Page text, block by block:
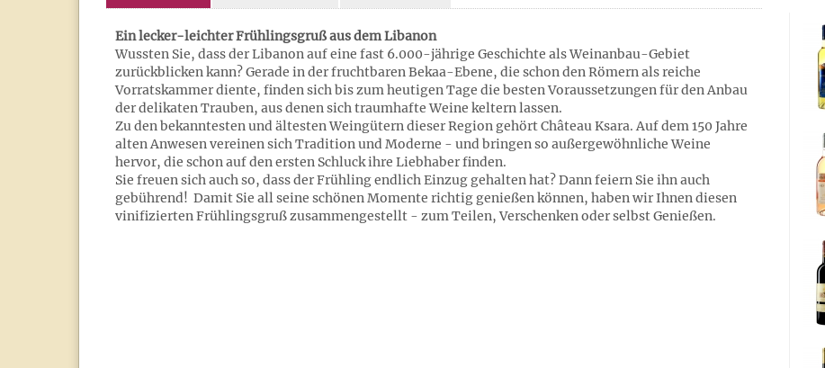
Ein lecker-leichter Frühlingsgruß aus dem Libanon
Wussten Sie, dass der Libanon auf eine fast 6.000-jährige Geschichte als Weinanbau-Gebiet
zurückblicken kann? Gerade in der fruchtbaren Bekaa-Ebene, die schon den Römern als reiche
Vorratskammer diente, finden sich bis zum heutigen Tage die besten Voraussetzungen für den Anbau
der delikaten Trauben, aus denen sich traumhafte Weine keltern lassen.
Zu den bekanntesten und ältesten Weingütern dieser Region gehört Château Ksara. Auf dem 150 Jahre
alten Anwesen vereinen sich Tradition und Moderne - und bringen so außergewöhnliche Weine
hervor, die schon auf den ersten Schluck ihre Liebhaber finden.
Sie freuen sich auch so, dass der Frühling endlich Einzug gehalten hat? Dann feiern Sie ihn auch
gebührend! Damit Sie all seine schönen Momente richtig genießen können, haben wir Ihnen diesen
vinifizierten Frühlingsgruß zusammengestellt - zum Teilen, Verschenken oder selbst Genießen.